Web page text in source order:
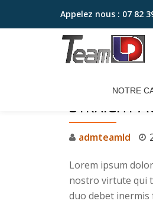
Aller
Appelez nous : 07 82
NOTRE
STRAIGHT
admteamld
Lorem ipsum
nostro virtute qui
duo debet inermis